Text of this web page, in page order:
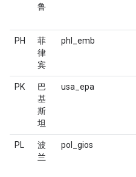
鲁
PH
菲
律
宾
phl_emb
PK
巴
基
斯
坦
usa_epa
PL
波
兰
pol_gios